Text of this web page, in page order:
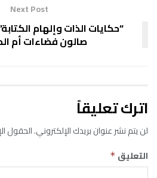
Next Post
“حكايات الذات وإلهام
صالون فضاءات أم
اترك تعليقاً
لن يتم نشر عنوان بريدك الإلكتروني.الحقول
التعليق *